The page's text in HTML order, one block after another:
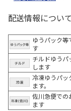
配送情報について
ゆうパック等
す
チルドゆうパ
します
冷凍ゆうパッ
ます。
佐川急便での
ます